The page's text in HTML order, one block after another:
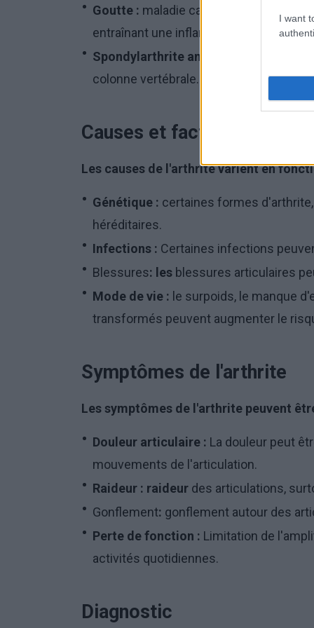
I want
Goutte : maladie causée par
entraînant une inflammation.
Spondylarthrite ankylosante :
colonne vertébrale.
Causes et facteurs de risque
Les causes de l'arthrite varient en
Génétique : certaines formes
héréditaires.
Infections : Certaines infections
Blessures: les blessures articulaires
Mode de vie : le surpoids, le manque
transformés peuvent augmenter le
Symptômes de l'arthrite
Les symptômes de l'arthrite peuvent
Douleur articulaire : La douleur peut
mouvements de l'articulation.
Raideur : raideur des articulations,
Gonflement: gonflement autour des
Perte de fonction : Limitation de
activités quotidiennes.
Diagnostic